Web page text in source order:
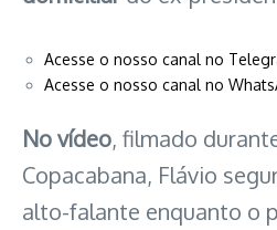
Acesse o nosso canal no
Acesse o nosso canal no
No vídeo, filmado
Copacabana, Flávio
alto-falante enquanto o